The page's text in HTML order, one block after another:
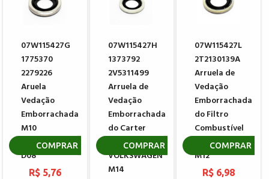
07W115427G
1775370
2279226
Aruela
Vedação
Emborrachada
M10
VOLKSWAGEN
D08
R$ 5,76
COMPRAR
07W115427H
1373792
2V5311499
Arruela de
Vedação
Emborrachada
do Carter
do Motor
VOLKSWAGEN
M14
COMPRAR
07W115427L
2T2130139A
Arruela de
Vedação
Emborrachada
do Filtro
Combustível
MAN D2676
M12
R$ 6,98
COMPRAR